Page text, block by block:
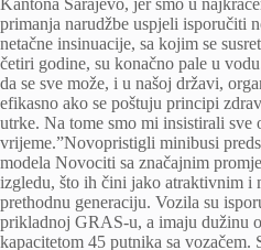
Kantona Sarajevo, jer smo u
primanja narudžbe uspjeli isporučiti
netačne insinuacije, sa kojim se
četiri godine, su konačno pale u
da se sve može, i u našoj državi,
efikasno ako se poštuju principi
utrke. Na tome smo mi insistirali sve
vrijeme.”Novopristigli minibusi
modela Novociti sa značajnim
izgledu, što ih čini jako atraktivnim i
prethodnu generaciju. Vozila su
prikladnoj GRAS-u, a imaju dužinu
kapacitetom 45 putnika sa vozačem.